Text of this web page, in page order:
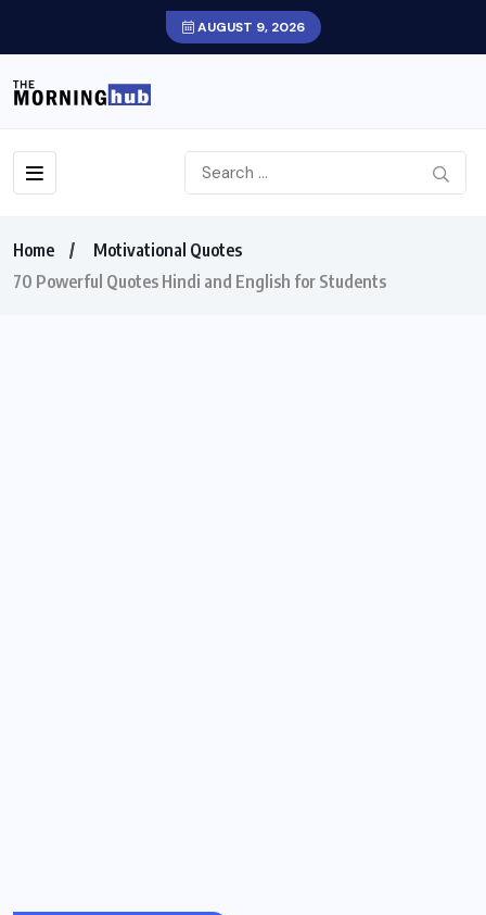
AUGUST 9, 2026
Home
Motivational Quotes
70 Powerful Quotes Hindi and English for Students